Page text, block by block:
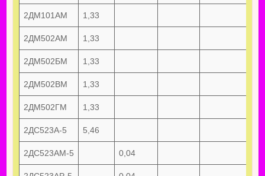
2ДМ101АМ 1,33
2ДМ502АМ 1,33
2ДМ502БМ 1,33
2ДМ502ВМ 1,33
2ДМ502ГМ 1,33
2ДС523А-5 5,46
2ДС523АМ-5 0,04